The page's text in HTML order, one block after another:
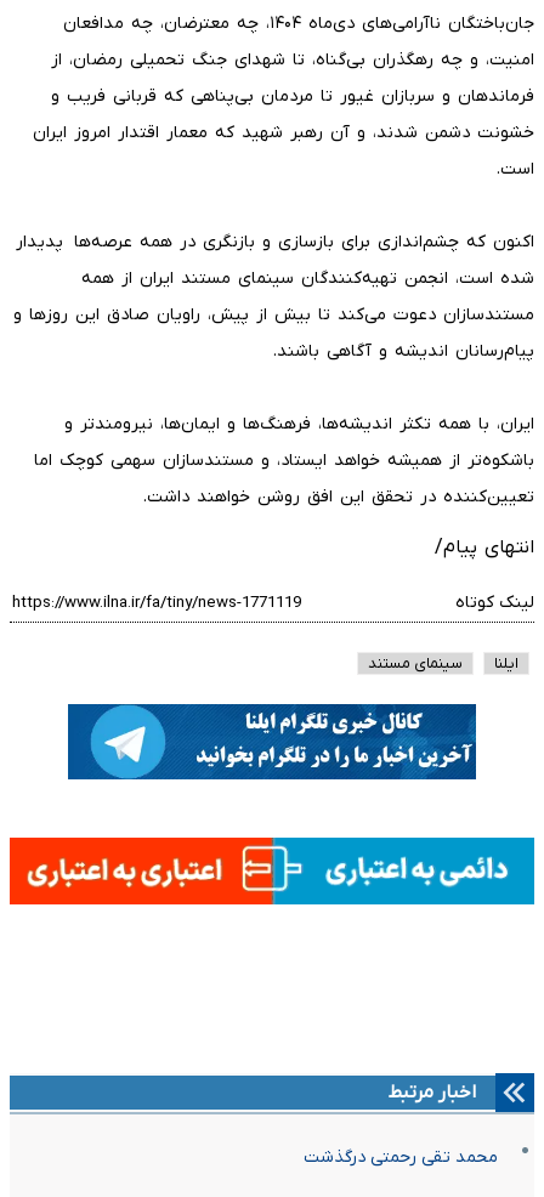
جان‌باختگان ناآرامی‌های دی‌ماه ۱۴۰۴، چه معترضان، چه مدافعان
امنیت، و چه رهگذران بی‌گناه، تا شهدای جنگ تحمیلی رمضان، از
فرماندهان و سربازان غیور تا مردمان بی‌پناهی که قربانی فریب و
خشونت دشمن شدند، و آن رهبر شهید که معمار اقتدار امروز ایران
است.
اکنون که چشم‌اندازی برای بازسازی و بازنگری در همه عرصه‌ها پدیدار
شده است، انجمن تهیه‌کنندگان سینمای مستند ایران از همه
مستندسازان دعوت می‌کند تا بیش از پیش، راویان صادق این روزها و
پیام‌رسانان اندیشه و آگاهی باشند.
ایران، با همه تکثر اندیشه‌ها، فرهنگ‌ها و ایمان‌ها، نیرومندتر و
باشکوه‌تر از همیشه خواهد ایستاد، و مستندسازان سهمی کوچک اما
تعیین‌کننده در تحقق این افق روشن خواهند داشت.
انتهای پیام/
لینک کوتاه
ایلنا سینمای مستند
اخبار مرتبط
محمد تقی رحمتی درگذشت